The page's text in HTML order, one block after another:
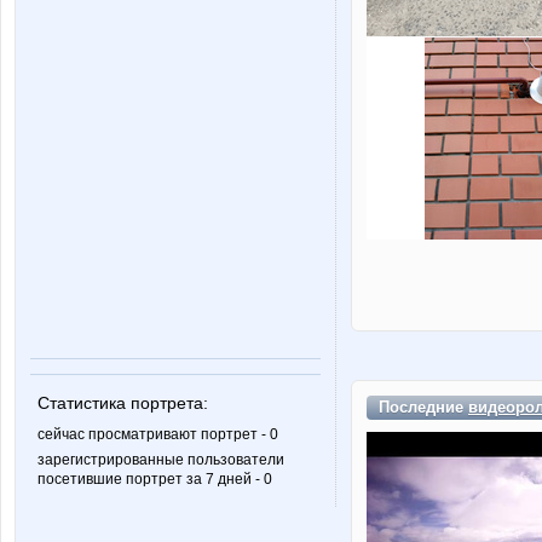
Статистика портрета:
сейчас просматривают портрет - 0
зарегистрированные пользователи
посетившие портрет за 7 дней - 0
Последние